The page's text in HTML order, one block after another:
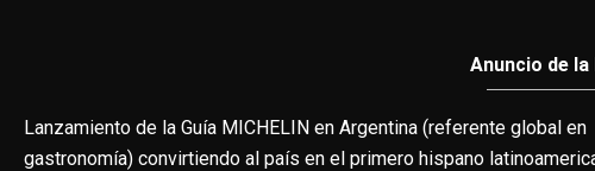
Anuncio de la
Lanzamiento de la Guía MICHELIN en Argentina (referente global en
gastronomía) convirtiendo al país en el primero hispano